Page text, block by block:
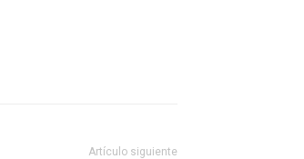
Artículo siguiente